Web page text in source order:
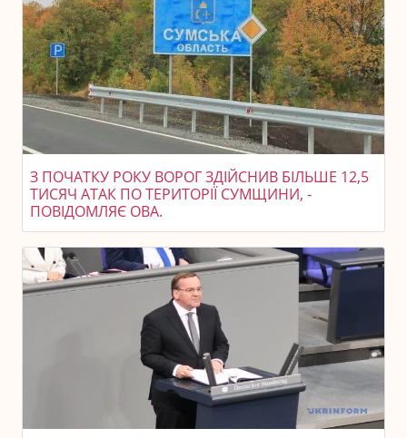
З ПОЧАТКУ РОКУ ВОРОГ ЗДІЙСНИВ БІЛЬШЕ 12,5
ТИСЯЧ АТАК ПО ТЕРИТОРІЇ СУМЩИНИ, -
ПОВІДОМЛЯЄ ОВА.